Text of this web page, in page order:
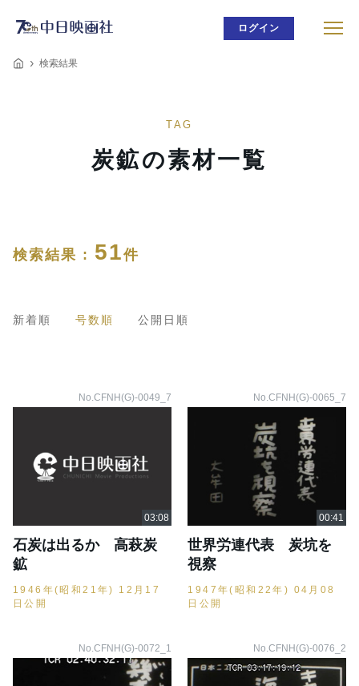
ログイン
検索結果
TAG
炭鉱の素材一覧
検索結果 : 51件
新着順 号数順 公開日順
No.CFNH(G)-0049_7
石炭は出るか 高萩炭
鉱
1946年(昭和21年) 12月17
日公開
No.CFNH(G)-0065_7
世界労連代表 炭坑を
視察
1947年(昭和22年) 04月08
日公開
No.CFNH(G)-0072_1 No.CFNH(G)-0076_2